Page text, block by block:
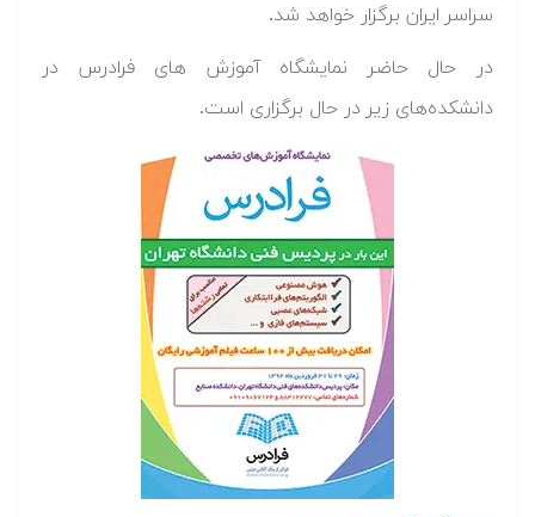
سراسر ایران برگزار خواهد شد.
در حال حاضر نمایشگاه آموزش های فرادرس در
دانشکده‌های زیر در حال برگزاری است.